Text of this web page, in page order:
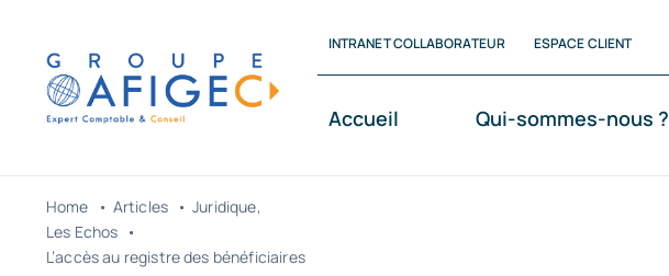
contenu
INTRANET COLLABORATEUR ESPACE CLIENT
Accueil Qui-sommes-nous ?
Home Articles
Juridique
Les Echos
L’accès au registre des bénéficiaires